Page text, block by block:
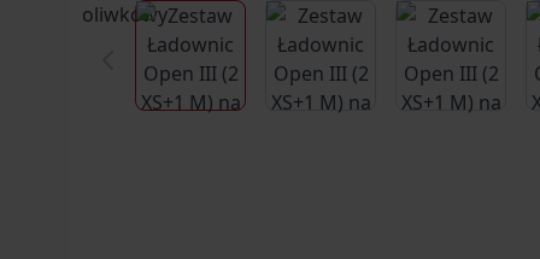
View larger imageView larger image
View